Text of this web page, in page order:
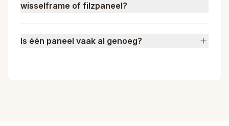
wisselframe of filzpaneel?
Is één paneel vaak al genoeg?